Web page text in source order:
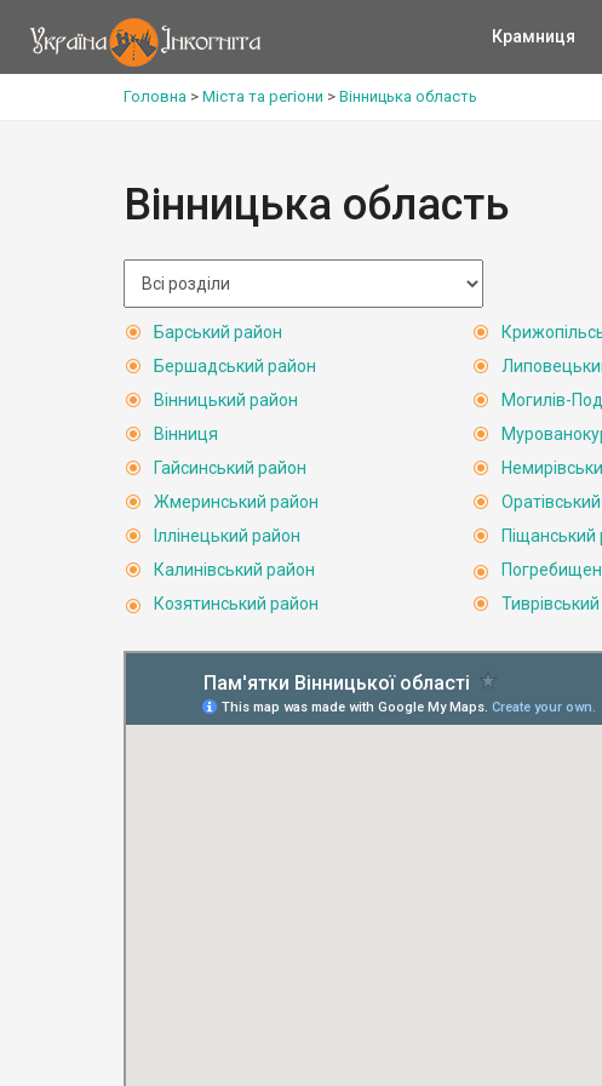
Крамниця
Головна > Міста та регіони > Вінницька область
Вінницька область
Барський район
Бершадський район
Вінницький район
Вінниця
Гайсинський район
Жмеринський район
Іллінецький район
Калинівський район
Козятинський район
Могилів-
Піщанський